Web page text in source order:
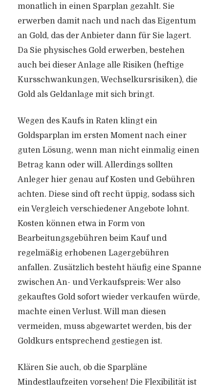
monatlich in einen Sparplan gezahlt. Sie
erwerben damit nach und nach das Eigentum
an Gold, das der Anbieter dann für Sie lagert.
Da Sie physisches Gold erwerben, bestehen
auch bei dieser Anlage alle Risiken (heftige
Kursschwankungen, Wechselkursrisiken), die
Gold als Geldanlage mit sich bringt.
Wegen des Kaufs in Raten klingt ein
Goldsparplan im ersten Moment nach einer
guten Lösung, wenn man nicht einmalig einen
Betrag kann oder will. Allerdings sollten
Anleger hier genau auf Kosten und Gebühren
achten. Diese sind oft recht üppig, sodass sich
ein Vergleich verschiedener Angebote lohnt.
Kosten können etwa in Form von
Bearbeitungsgebühren beim Kauf und
regelmäßig erhobenen Lagergebühren
anfallen. Zusätzlich besteht häufig eine Spanne
zwischen An- und Verkaufspreis: Wer also
gekauftes Gold sofort wieder verkaufen würde,
machte einen Verlust. Will man diesen
vermeiden, muss abgewartet werden, bis der
Goldkurs entsprechend gestiegen ist.
Klären Sie auch, ob die Sparpläne
Mindestlaufzeiten vorsehen! Die Flexibilität ist